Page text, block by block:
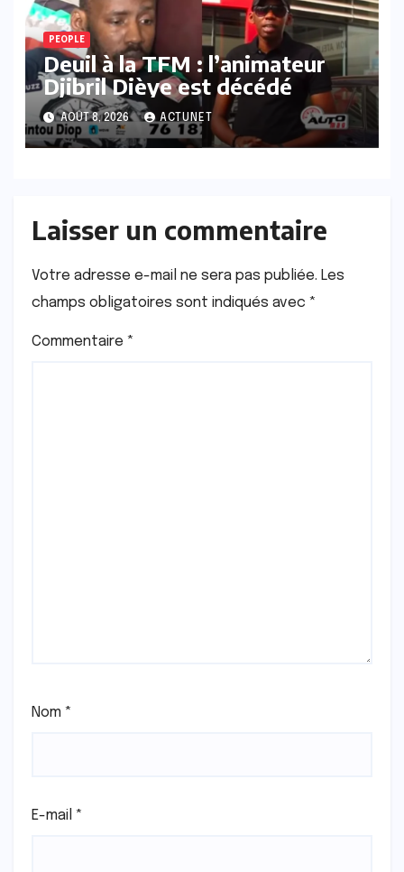
PEOPLE
Deuil à la TFM : l’animateur
Djibril Dièye est décédé
AOÛT 8, 2026 ACTUNET
Laisser un commentaire
Votre adresse e-mail ne sera pas publiée. Les
champs obligatoires sont indiqués avec *
Commentaire *
Nom *
E-mail *